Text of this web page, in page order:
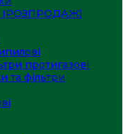
(РОЗПРОДАЖ)
протигазові
та фільтри